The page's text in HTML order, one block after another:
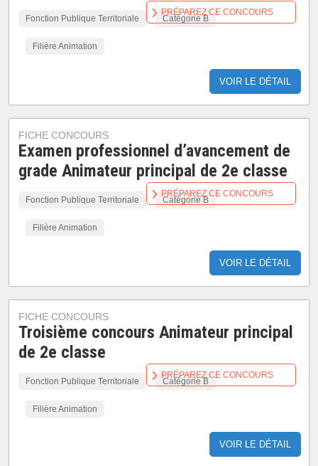
Fonction Publique Territoriale Catégorie B
Filière Animation
VOIR LE DÉTAIL
PRÉPAREZ CE CONCOURS
FICHE CONCOURS
Examen professionnel d’avancement de
grade Animateur principal de 2e classe
Fonction Publique Territoriale Catégorie B
Filière Animation
VOIR LE DÉTAIL
PRÉPAREZ CE CONCOURS
FICHE CONCOURS
Troisième concours Animateur principal
de 2e classe
Fonction Publique Territoriale Catégorie B
Filière Animation
VOIR LE DÉTAIL
PRÉPAREZ CE CONCOURS